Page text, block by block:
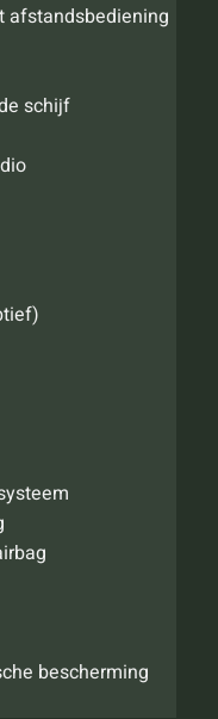
afstandsbediening
schijf
bescherming